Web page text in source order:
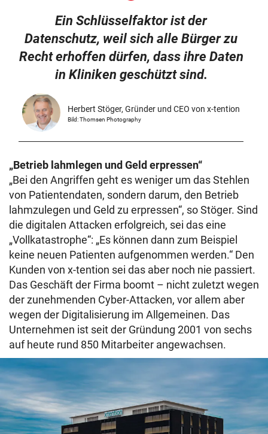
Ein Schlüsselfaktor ist der
Datenschutz, weil sich alle Bürger zu
Recht erhoffen dürfen, dass ihre Daten
in Kliniken geschützt sind.
Herbert Stöger, Gründer und CEO von x-tention
Bild: Thomsen Photography
„Betrieb lahmlegen und Geld erpressen“
„Bei den Angriffen geht es weniger um das Stehlen
von Patientendaten, sondern darum, den Betrieb
lahmzulegen und Geld zu erpressen“, so Stöger. Sind
die digitalen Attacken erfolgreich, sei das eine
„Vollkatastrophe“: „Es können dann zum Beispiel
keine neuen Patienten aufgenommen werden.“ Den
Kunden von x-tention sei das aber noch nie passiert.
Das Geschäft der Firma boomt – nicht zuletzt wegen
der zunehmenden Cyber-Attacken, vor allem aber
wegen der Digitalisierung im Allgemeinen. Das
Unternehmen ist seit der Gründung 2001 von sechs
auf heute rund 850 Mitarbeiter angewachsen.